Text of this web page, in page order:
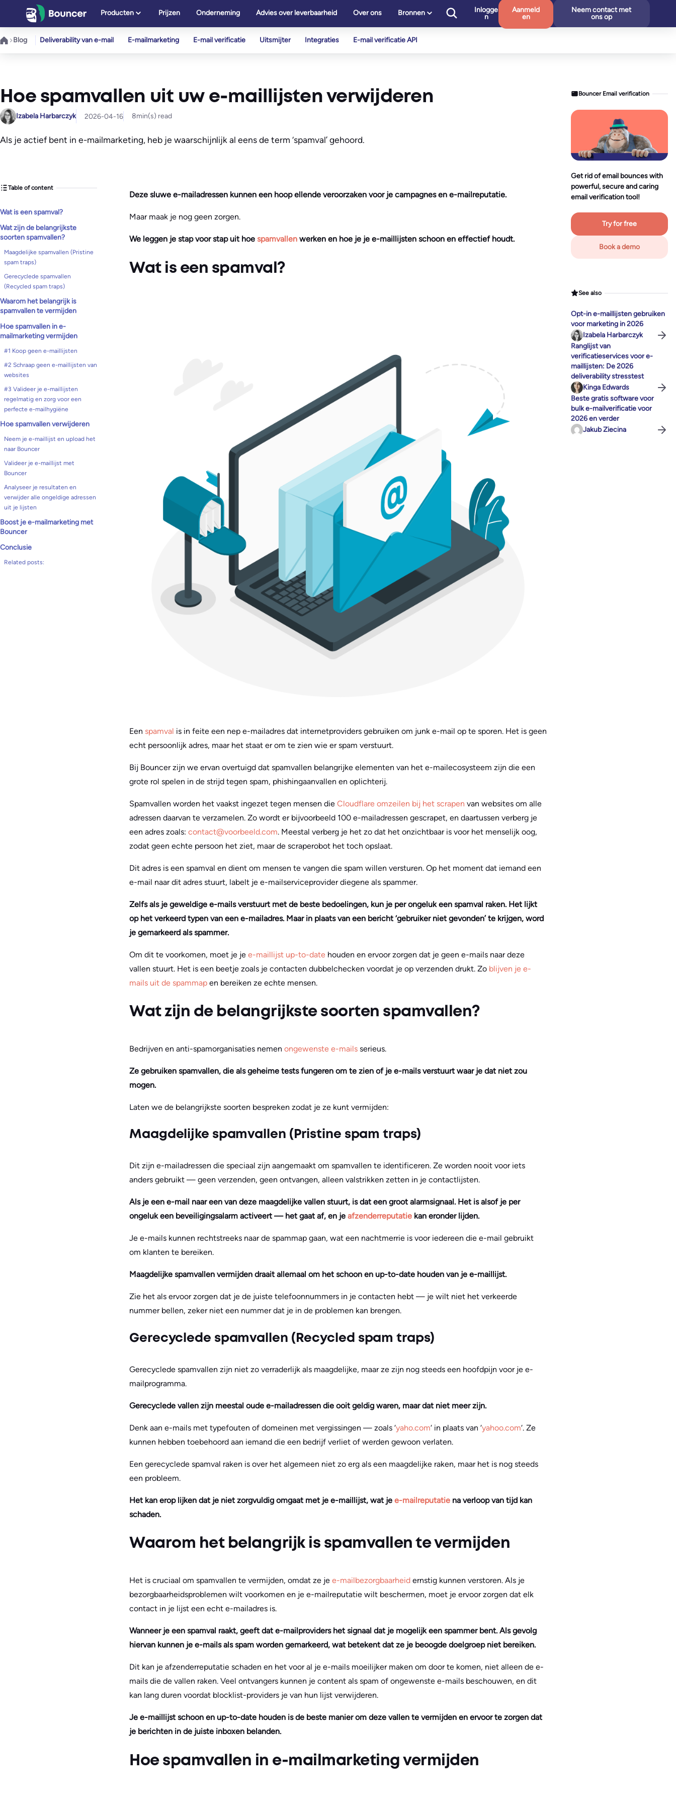
de
Producten Prijzen Onderneming Advies over leverbaarheid Over ons Bronnen
Inlogge
n
Aanmeld
en
Neem contact met
ons op
Blog Deliverability van e-mail E-mailmarketing E-mail verificatie Uitsmijter Integraties E-mail verificatie API
Hoe spamvallen uit uw e-maillijsten verwijderen
Izabela Harbarczyk 2026-04-16 8min(s) read
Als je actief bent in e-mailmarketing, heb je waarschijnlijk al eens de term ‘spamval’ gehoord.
Table of content
Wat is een spamval?
Wat zijn de belangrijkste
soorten spamvallen?
Maagdelijke spamvallen (Pristine
spam traps)
Gerecyclede spamvallen
(Recycled spam traps)
Waarom het belangrijk is
spamvallen te vermijden
Hoe spamvallen in e-
mailmarketing vermijden
#1 Koop geen e-maillijsten
#2 Schraap geen e-maillijsten van
websites
#3 Valideer je e-maillijsten
regelmatig en zorg voor een
perfecte e-mailhygiëne
Hoe spamvallen verwijderen
Neem je e-maillijst en upload het
naar Bouncer
Valideer je e-maillijst met
Bouncer
Analyseer je resultaten en
verwijder alle ongeldige adressen
uit je lijsten
Boost je e-mailmarketing met
Bouncer
Conclusie
Related posts:
Deze sluwe e-mailadressen kunnen een hoop ellende veroorzaken voor je campagnes en e-mailreputatie.
Maar maak je nog geen zorgen.
We leggen je stap voor stap uit hoe spamvallen werken en hoe je je e-maillijsten schoon en effectief houdt.
Wat is een spamval?
Een spamval is in feite een nep e-mailadres dat internetproviders gebruiken om junk e-mail op te sporen. Het is geen
echt persoonlijk adres, maar het staat er om te zien wie er spam verstuurt.
Bij Bouncer zijn we ervan overtuigd dat spamvallen belangrijke elementen van het e-mailecosysteem zijn die een
grote rol spelen in de strijd tegen spam, phishingaanvallen en oplichterij.
Spamvallen worden het vaakst ingezet tegen mensen die Cloudflare omzeilen bij het scrapen van websites om alle
adressen daarvan te verzamelen. Zo wordt er bijvoorbeeld 100 e-mailadressen gescrapet, en daartussen verberg je
een adres zoals: contact@voorbeeld.com. Meestal verberg je het zo dat het onzichtbaar is voor het menselijk oog,
zodat geen echte persoon het ziet, maar de scraperobot het toch opslaat.
Dit adres is een spamval en dient om mensen te vangen die spam willen versturen. Op het moment dat iemand een
e-mail naar dit adres stuurt, labelt je e-mailserviceprovider diegene als spammer.
Zelfs als je geweldige e-mails verstuurt met de beste bedoelingen, kun je per ongeluk een spamval raken. Het lijkt
op het verkeerd typen van een e-mailadres. Maar in plaats van een bericht ‘gebruiker niet gevonden’ te krijgen, word
je gemarkeerd als spammer.
Om dit te voorkomen, moet je je e-maillijst up-to-date houden en ervoor zorgen dat je geen e-mails naar deze
vallen stuurt. Het is een beetje zoals je contacten dubbelchecken voordat je op verzenden drukt. Zo blijven je e-
mails uit de spammap en bereiken ze echte mensen.
Wat zijn de belangrijkste soorten spamvallen?
Bedrijven en anti-spamorganisaties nemen ongewenste e-mails serieus.
Ze gebruiken spamvallen, die als geheime tests fungeren om te zien of je e-mails verstuurt waar je dat niet zou
mogen.
Laten we de belangrijkste soorten bespreken zodat je ze kunt vermijden:
Maagdelijke spamvallen (Pristine spam traps)
Dit zijn e-mailadressen die speciaal zijn aangemaakt om spamvallen te identificeren. Ze worden nooit voor iets
anders gebruikt — geen verzenden, geen ontvangen, alleen valstrikken zetten in je contactlijsten.
Als je een e-mail naar een van deze maagdelijke vallen stuurt, is dat een groot alarmsignaal. Het is alsof je per
ongeluk een beveiligingsalarm activeert — het gaat af, en je afzenderreputatie kan eronder lijden.
Je e-mails kunnen rechtstreeks naar de spammap gaan, wat een nachtmerrie is voor iedereen die e-mail gebruikt
om klanten te bereiken.
Maagdelijke spamvallen vermijden draait allemaal om het schoon en up-to-date houden van je e-maillijst.
Zie het als ervoor zorgen dat je de juiste telefoonnummers in je contacten hebt — je wilt niet het verkeerde
nummer bellen, zeker niet een nummer dat je in de problemen kan brengen.
Gerecyclede spamvallen (Recycled spam traps)
Gerecyclede spamvallen zijn niet zo verraderlijk als maagdelijke, maar ze zijn nog steeds een hoofdpijn voor je e-
mailprogramma.
Gerecyclede vallen zijn meestal oude e-mailadressen die ooit geldig waren, maar dat niet meer zijn.
Denk aan e-mails met typefouten of domeinen met vergissingen — zoals ‘yaho.com‘ in plaats van ‘yahoo.com‘. Ze
kunnen hebben toebehoord aan iemand die een bedrijf verliet of werden gewoon verlaten.
Een gerecyclede spamval raken is over het algemeen niet zo erg als een maagdelijke raken, maar het is nog steeds
een probleem.
Het kan erop lijken dat je niet zorgvuldig omgaat met je e-maillijst, wat je e-mailreputatie na verloop van tijd kan
schaden.
Waarom het belangrijk is spamvallen te vermijden
Het is cruciaal om spamvallen te vermijden, omdat ze je e-mailbezorgbaarheid ernstig kunnen verstoren. Als je
bezorgbaarheidsproblemen wilt voorkomen en je e-mailreputatie wilt beschermen, moet je ervoor zorgen dat elk
contact in je lijst een echt e-mailadres is.
Wanneer je een spamval raakt, geeft dat e-mailproviders het signaal dat je mogelijk een spammer bent. Als gevolg
hiervan kunnen je e-mails als spam worden gemarkeerd, wat betekent dat ze je beoogde doelgroep niet bereiken.
Dit kan je afzenderreputatie schaden en het voor al je e-mails moeilijker maken om door te komen, niet alleen de e-
mails die de vallen raken. Veel ontvangers kunnen je content als spam of ongewenste e-mails beschouwen, en dit
kan lang duren voordat blocklist-providers je van hun lijst verwijderen.
Je e-maillijst schoon en up-to-date houden is de beste manier om deze vallen te vermijden en ervoor te zorgen dat
je berichten in de juiste inboxen belanden.
Hoe spamvallen in e-mailmarketing vermijden
Bouncer Email verification
Get rid of email bounces with
powerful, secure and caring
email verification tool!
Try for free
Book a demo
See also
Opt-in e-maillijsten gebruiken
voor marketing in 2026
Izabela Harbarczyk
Ranglijst van
verificatieservices voor e-
maillijsten: De 2026
deliverability stresstest
Kinga Edwards
Beste gratis software voor
bulk e-mailverificatie voor
2026 en verder
Jakub Ziecina